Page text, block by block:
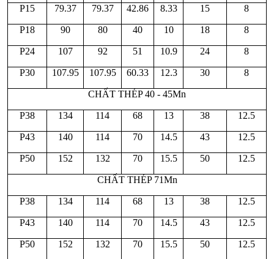
P15 79.37 79.37 42.86 8.33 15 8
P18 90 80 40 10 18 8
P24 107 92 51 10.9 24 8
P30 107.95 107.95 60.33 12.3 30 8
CHẤT THÉP 40 - 45Mn
P38 134 114 68 13 38 12.5
P43 140 114 70 14.5 43 12.5
P50 152 132 70 15.5 50 12.5
CHẤT THÉP 71Mn
P38 134 114 68 13 38 12.5
P43 140 114 70 14.5 43 12.5
P50 152 132 70 15.5 50 12.5